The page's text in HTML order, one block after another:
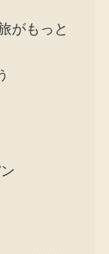
がもっと